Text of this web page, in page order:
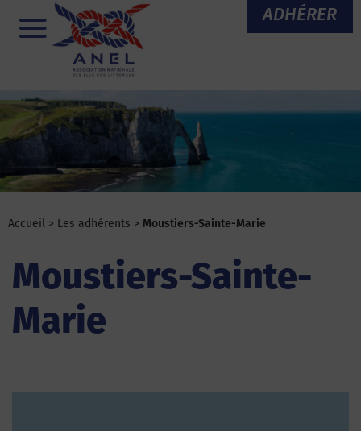
ADHÉRER
Menu
Accueil > Les adhérents > Moustiers-Sainte-Marie
Moustiers-Sainte-
Marie